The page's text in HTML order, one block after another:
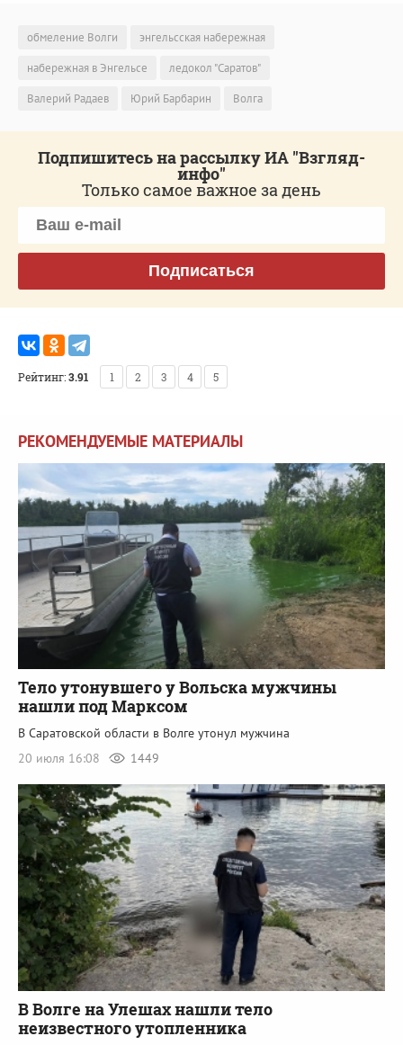
обмеление Волги
энгельсская набережная
набережная в Энгельсе
ледокол "Саратов"
Валерий Радаев
Юрий Барбарин Волга
Подпишитесь на рассылку ИА "Взгляд-
инфо"
Только самое важное за день
Подписаться
Рейтинг:3.91 1 2 3 4 5
РЕКОМЕНДУЕМЫЕ МАТЕРИАЛЫ
Тело утонувшего у Вольска мужчины
нашли под Марксом
В Саратовской области в Волге утонул мужчина
20 июля 16:08
1449
В Волге на Улешах нашли тело
неизвестного утопленника